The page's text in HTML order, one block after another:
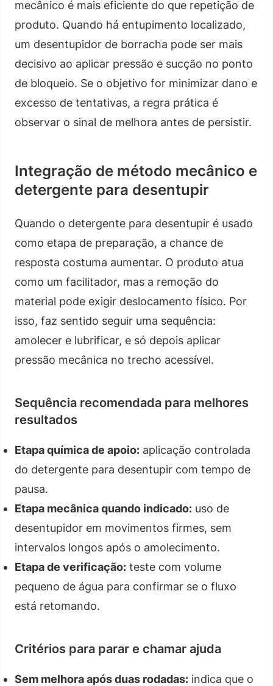
mecânico é mais eficiente do que repetição de
produto. Quando há entupimento localizado,
um desentupidor de borracha pode ser mais
decisivo ao aplicar pressão e sucção no ponto
de bloqueio. Se o objetivo for minimizar dano e
excesso de tentativas, a regra prática é
observar o sinal de melhora antes de persistir.
Integração de método mecânico e
detergente para desentupir
Quando o detergente para desentupir é usado
como etapa de preparação, a chance de
resposta costuma aumentar. O produto atua
como um facilitador, mas a remoção do
material pode exigir deslocamento físico. Por
isso, faz sentido seguir uma sequência:
amolecer e lubrificar, e só depois aplicar
pressão mecânica no trecho acessível.
Sequência recomendada para melhores
resultados
Etapa química de apoio: aplicação controlada
do detergente para desentupir com tempo de
pausa.
Etapa mecânica quando indicado: uso de
desentupidor em movimentos firmes, sem
intervalos longos após o amolecimento.
Etapa de verificação: teste com volume
pequeno de água para confirmar se o fluxo
está retomando.
Critérios para parar e chamar ajuda
Sem melhora após duas rodadas: indica que o